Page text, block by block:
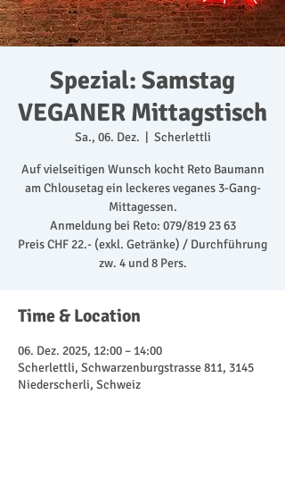
Spezial: Samstag
VEGANER Mittagstisch
Sa., 06. Dez. Scherlettli
Auf vielseitigen Wunsch kocht Reto Baumann
am Chlousetag ein leckeres veganes 3-Gang-
Mittagessen.
Anmeldung bei Reto: 079/819 23 63
Preis CHF 22.- (exkl. Getränke) / Durchführung
zw. 4 und 8 Pers.
Time & Location
06. Dez. 2025, 12:00 – 14:00
Scherlettli, Schwarzenburgstrasse 811, 3145
Niederscherli, Schweiz